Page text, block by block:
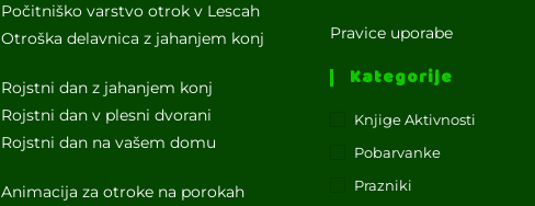
Počitniško varstvo otrok v Lescah
Otroška delavnica z jahanjem konj
Rojstni dan z jahanjem konj
Rojstni dan v plesni dvorani
Rojstni dan na vašem domu
Animacija za otroke na porokah
Pravice uporabe
Kategorije
Knjige Aktivnosti
Pobarvanke
Prazniki